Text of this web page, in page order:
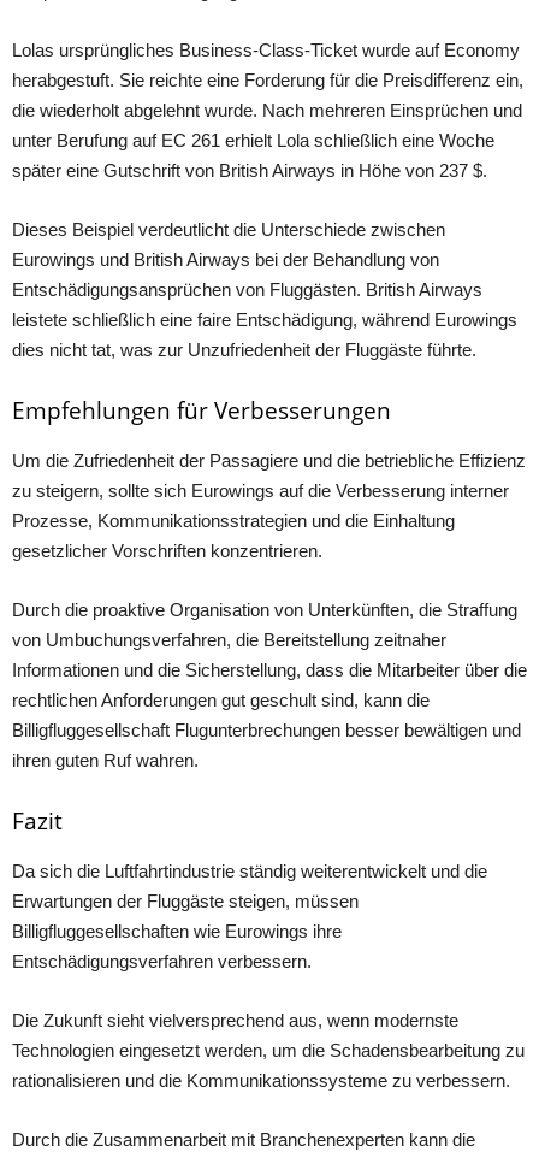
Lolas ursprüngliches Business-Class-Ticket wurde auf Economy
herabgestuft. Sie reichte eine Forderung für die Preisdifferenz ein,
die wiederholt abgelehnt wurde. Nach mehreren Einsprüchen und
unter Berufung auf EC 261 erhielt Lola schließlich eine Woche
später eine Gutschrift von British Airways in Höhe von 237 $.
Dieses Beispiel verdeutlicht die Unterschiede zwischen
Eurowings und British Airways bei der Behandlung von
Entschädigungsansprüchen von Fluggästen. British Airways
leistete schließlich eine faire Entschädigung, während Eurowings
dies nicht tat, was zur Unzufriedenheit der Fluggäste führte.
Empfehlungen für Verbesserungen
Um die Zufriedenheit der Passagiere und die betriebliche Effizienz
zu steigern, sollte sich Eurowings auf die Verbesserung interner
Prozesse, Kommunikationsstrategien und die Einhaltung
gesetzlicher Vorschriften konzentrieren.
Durch die proaktive Organisation von Unterkünften, die Straffung
von Umbuchungsverfahren, die Bereitstellung zeitnaher
Informationen und die Sicherstellung, dass die Mitarbeiter über die
rechtlichen Anforderungen gut geschult sind, kann die
Billigfluggesellschaft Flugunterbrechungen besser bewältigen und
ihren guten Ruf wahren.
Fazit
Da sich die Luftfahrtindustrie ständig weiterentwickelt und die
Erwartungen der Fluggäste steigen, müssen
Billigfluggesellschaften wie Eurowings ihre
Entschädigungsverfahren verbessern.
Die Zukunft sieht vielversprechend aus, wenn modernste
Technologien eingesetzt werden, um die Schadensbearbeitung zu
rationalisieren und die Kommunikationssysteme zu verbessern.
Durch die Zusammenarbeit mit Branchenexperten kann die